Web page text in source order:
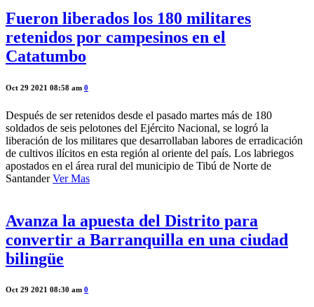
Fueron liberados los 180 militares
retenidos por campesinos en el
Catatumbo
Oct 29 2021 08:58 am 0
Después de ser retenidos desde el pasado martes más de 180
soldados de seis pelotones del Ejército Nacional, se logró la
liberación de los militares que desarrollaban labores de erradicación
de cultivos ilícitos en esta región al oriente del país. Los labriegos
apostados en el área rural del municipio de Tibú de Norte de
SantanderVer Mas
Avanza la apuesta del Distrito para
convertir a Barranquilla en una ciudad
bilingüe
Oct 29 2021 08:30 am 0